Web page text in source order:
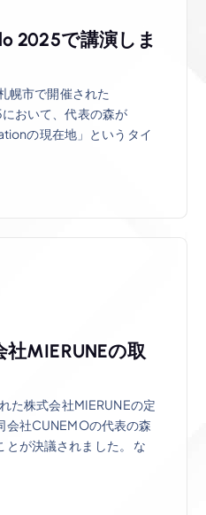
2025で講演しま
幌市で開催された
おいて、代表の森が
の現在地」というタイ
MIERUNEの取
た株式会社MIERUNEの定
会社CUNEMOの代表の森
が決議されました。 な